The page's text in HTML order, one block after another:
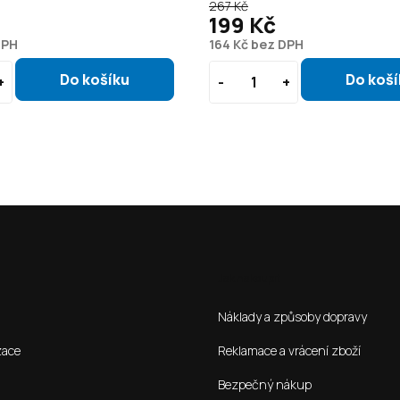
164 Kč bez DPH
267 Kč
199 Kč
Náklady a způsoby dopravy
Reklamace a vrácení zboží
Bezpečný nákup